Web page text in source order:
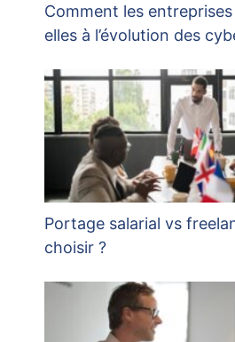
Comment les entreprises
elles à l’évolution des
Portage salarial vs
choisir ?